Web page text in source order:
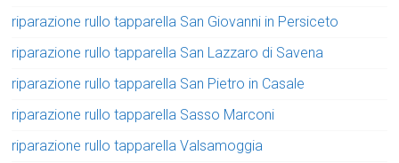
riparazione rullo tapparella San Giovanni in Persiceto
riparazione rullo tapparella San Lazzaro di Savena
riparazione rullo tapparella San Pietro in Casale
riparazione rullo tapparella Sasso Marconi
riparazione rullo tapparella Valsamoggia